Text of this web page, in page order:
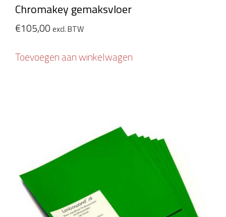
Chromakey gemaksvloer
€105,00 excl. BTW
Toevoegen aan winkelwagen